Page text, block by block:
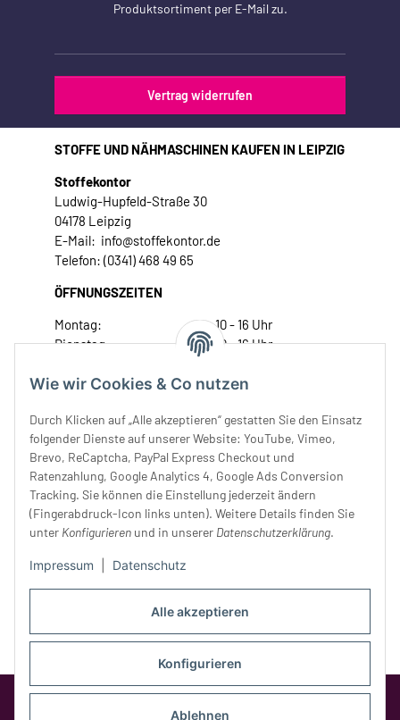
Alle akzeptieren
Konfigurieren
Ablehnen
Wie wir Cookies & Co nutzen
Durch Klicken auf „Alle akzeptieren“ gestatten Sie den Einsatz
folgender Dienste auf unserer Website: YouTube, Vimeo,
Brevo, ReCaptcha, PayPal Express Checkout und
Ratenzahlung, Google Analytics 4, Google Ads Conversion
Tracking. Sie können die Einstellung jederzeit ändern
(Fingerabdruck-Icon links unten). Weitere Details finden Sie
unter Konfigurieren und in unserer Datenschutzerklärung.
Impressum Datenschutz
Produktsortiment per E-Mail zu.
Vertrag widerrufen
STOFFE UND NÄHMASCHINEN KAUFEN IN LEIPZIG
Stoffekontor
Ludwig-Hupfeld-Straße 30
04178 Leipzig
E-Mail: info@stoffekontor.de
Telefon: (0341) 468 49 65
ÖFFNUNGSZEITEN
Montag:
10 - 16 Uhr
Dienstag:
10 - 16 Uhr
Donnerstag:
10 - 18 Uhr
Samstag:
10 - 14 Uhr
Unser Service
Rechtliches
Google Analytics deaktivierenStatus: